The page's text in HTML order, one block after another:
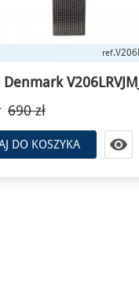
ref.
660 zł
Łap okazję!